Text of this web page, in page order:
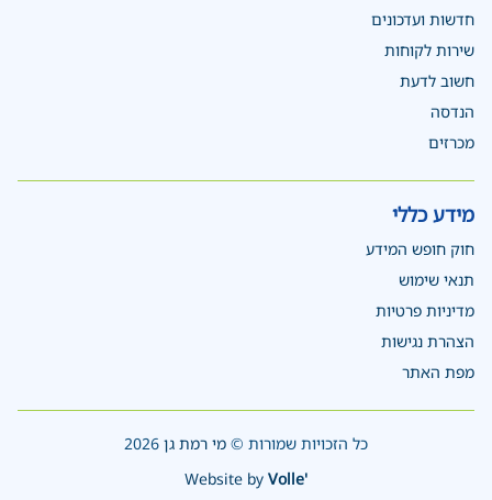
חדשות ועדכונים
שירות לקוחות
חשוב לדעת
הנדסה
מכרזים
מידע כללי
חוק חופש המידע
תנאי שימוש
מדיניות פרטיות
הצהרת נגישות
מפת האתר
כל הזכויות שמורות © מי רמת גן
Website by Volle'